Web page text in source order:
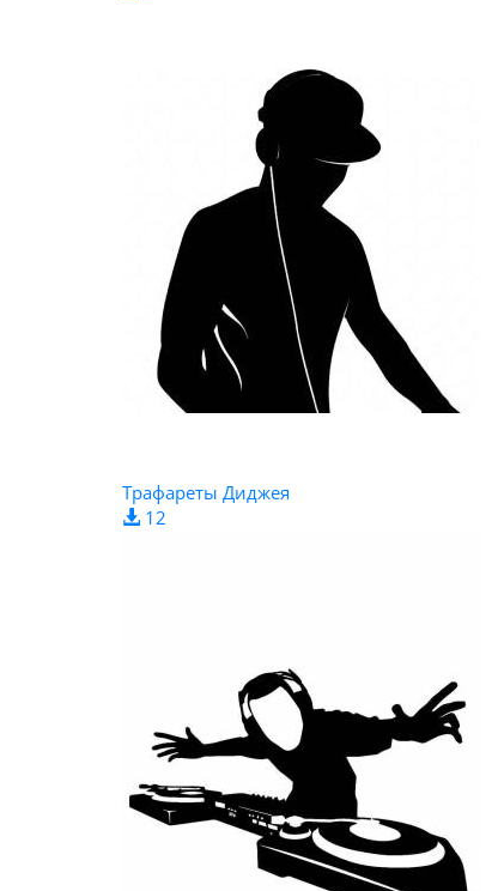
Трафареты Диджея
12